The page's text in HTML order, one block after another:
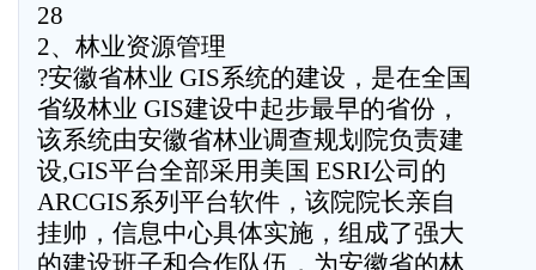
28
2、林业资源管理
?安徽省林业 GIS系统的建设，是在全国
省级林业 GIS建设中起步最早的省份，
该系统由安徽省林业调查规划院负责建
设,GIS平台全部采用美国 ESRI公司的
ARCGIS系列平台软件，该院院长亲自
挂帅，信息中心具体实施，组成了强大
的建设班子和合作队伍，为安徽省的林